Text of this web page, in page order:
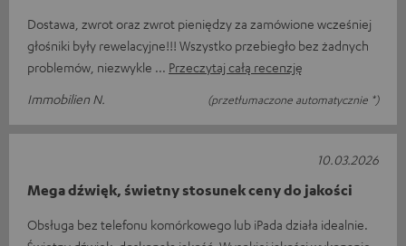
Dostawa, zwrot oraz zwrot pieniędzy za zamówione wcześniej
głośniki były rewelacyjne!!! Wszystko przebiegło bez żadnych
problemów, niezwykle
Przeczytaj całą recenzję
Immobilien N.
(przetłumaczone automatycznie *)
Mega dźwięk, świetny stosunek ceny do jakości
Obsługa bez telefonu komórkowego lub iPada działa idealnie.
10.03.2026